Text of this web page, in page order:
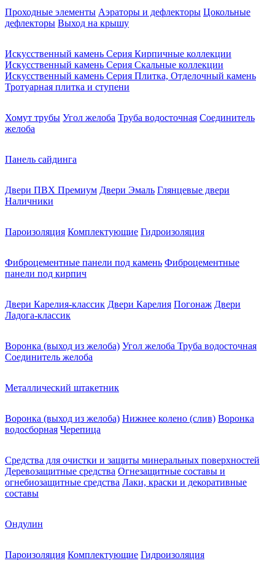
Проходные элементы Аэраторы и дефлекторы Цокольные
дефлекторы Выход на крышу
Искусственный камень Серия Кирпичные коллекции
Искусственный камень Серия Скальные коллекции
Искусственный камень Серия Плитка, Отделочный камень
Тротуарная плитка и ступени
Хомут трубы Угол желоба Труба водосточная Соединитель
желоба
Панель сайдинга
Двери ПВХ Премиум Двери Эмаль Глянцевые двери
Наличники
Пароизоляция Комплектующие Гидроизоляция
Фиброцементные панели под камень Фиброцементные
панели под кирпич
Двери Карелия-классик Двери Карелия Погонаж Двери
Ладога-классик
Воронка (выход из желоба) Угол желоба Труба водосточная
Соединитель желоба
Металлический штакетник
Воронка (выход из желоба) Нижнее колено (слив) Воронка
водосборная Черепица
Средства для очистки и защиты минеральных поверхностей
Деревозащитные средства Огнезащитные составы и
огнебиозащитные средства Лаки, краски и декоративные
составы
Ондулин
Пароизоляция Комплектующие Гидроизоляция